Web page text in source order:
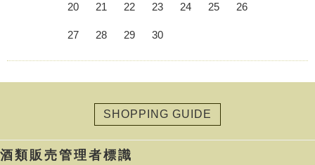
20 21 22 23 24 25 26
27 28 29 30
SHOPPING GUIDE
酒類販売管理者標識